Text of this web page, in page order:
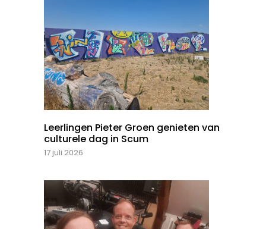
Leerlingen Pieter Groen genieten van
culturele dag in Scum
17 juli 2026